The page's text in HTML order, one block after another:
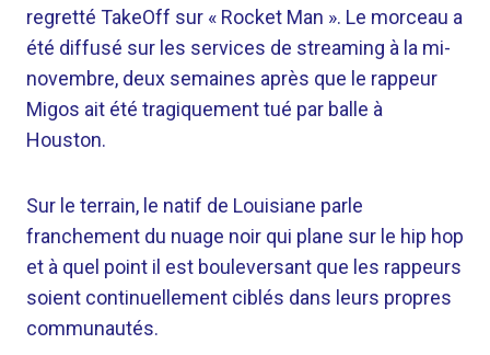
regretté TakeOff sur « Rocket Man ». Le morceau a
été diffusé sur les services de streaming à la mi-
novembre, deux semaines après que le rappeur
Migos ait été tragiquement tué par balle à
Houston.
Sur le terrain, le natif de Louisiane parle
franchement du nuage noir qui plane sur le hip hop
et à quel point il est bouleversant que les rappeurs
soient continuellement ciblés dans leurs propres
communautés.